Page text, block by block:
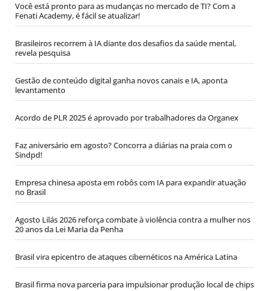
Você está pronto para as mudanças no mercado de TI? Com a
Fenati Academy, é fácil se atualizar!
Brasileiros recorrem à IA diante dos desafios da saúde mental,
revela pesquisa
Gestão de conteúdo digital ganha novos canais e IA, aponta
levantamento
Acordo de PLR 2025 é aprovado por trabalhadores da Organex
Faz aniversário em agosto? Concorra a diárias na praia com o
Sindpd!
Empresa chinesa aposta em robôs com IA para expandir atuação
no Brasil
Agosto Lilás 2026 reforça combate à violência contra a mulher nos
20 anos da Lei Maria da Penha
Brasil vira epicentro de ataques cibernéticos na América Latina
Brasil firma nova parceria para impulsionar produção local de chips